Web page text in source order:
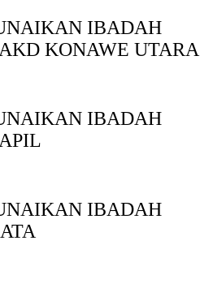
IBADAH
KONAWE UTARA
IBADAH
IBADAH